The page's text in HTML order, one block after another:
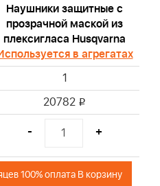
Hаушники защитные с
прозрачной маской из
плексигласа Husqvarna
в агрегатах
1
20782 i
- +
100% оплата В корзину